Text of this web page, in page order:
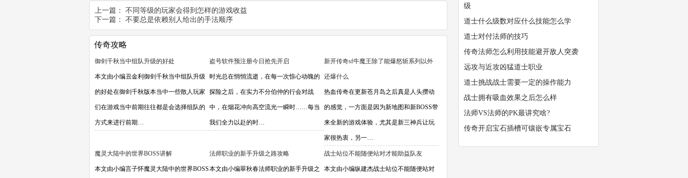
上一篇： 不同等级的玩家会得到怎样的游戏收益
下一篇： 不要总是依赖别人给出的手法顺序
传奇攻略
御剑千秋当中组队升级的好处
本文由小编丑金利御剑千秋当中组队升级
的好处在御剑千秋版本当中一些散人玩家
们在游戏当中前期往往都是会选择组队的
方式来进行前期…
盗号软件预注册今日抢先开启
时光总在悄悄流逝，在每一次惊心动魄的
探险之后，在实力不分伯仲的行会对战
中，在烟花冲向高空流光一瞬时……每当
我们全力以赴的时…
新开传奇sf牛魔王除了能爆怒斩系列以外
还爆什么
热血传奇在更新苍月岛之后真是人头攒动
的感觉，一方面是因为新地图和新BOSS带
来全新的游戏体验，尤其是新三神兵让玩
家很热衷，另一…
魔灵大陆中的世界BOSS讲解
本文由小编言子怀魔灵大陆中的世界BOSS
法师职业的新手升级之路攻略
本文由小编翠秋春法师职业的新手升级之
战士站位不能随便站对才能助益队友
本文由小编纵建杰战士站位不能随便站对
级
道士什么级数对应什么技能怎么学
道士对付法师的技巧
传奇法师怎么利用技能避开敌人突袭
远攻与近攻凶猛道士职业
道士挑战战士需要一定的操作能力
战士拥有吸血效果之后怎么样
法师VS法师的PK最讲究啥?
传奇开启宝石插槽可镶嵌专属宝石